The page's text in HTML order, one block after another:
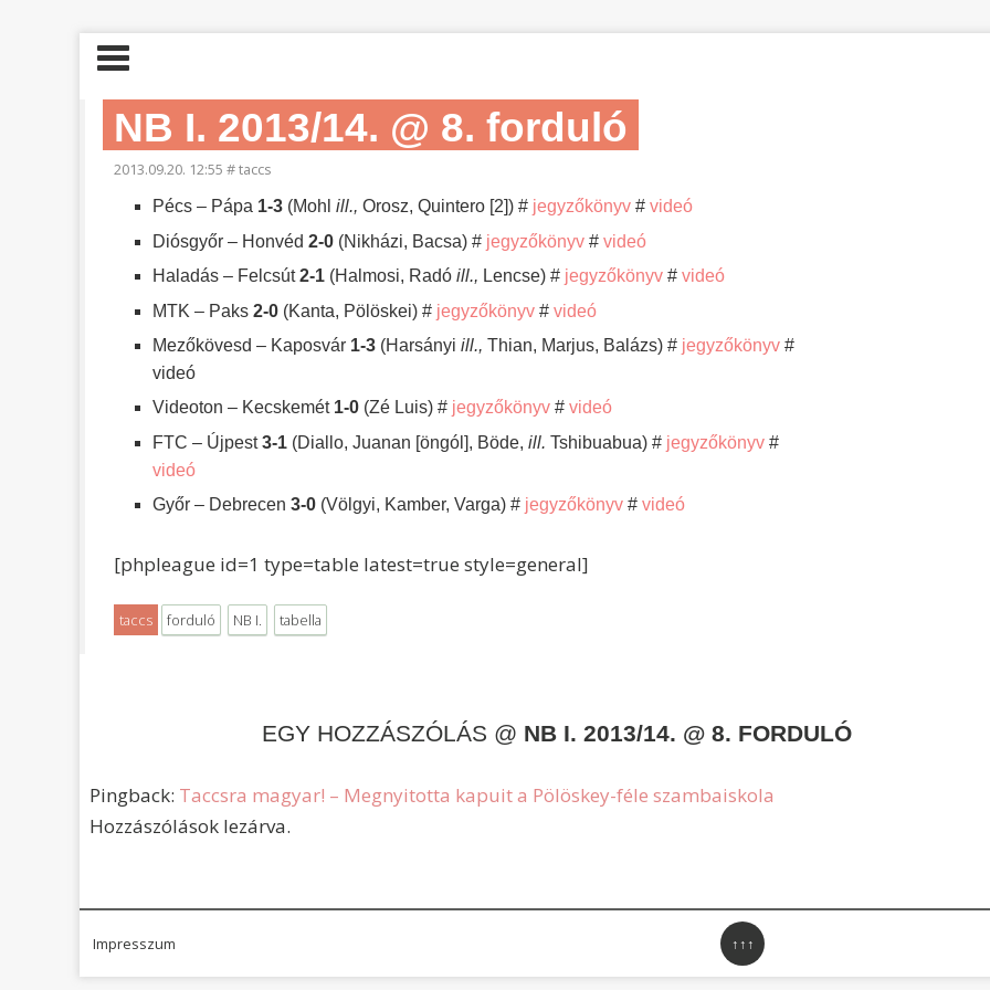
NB I. 2013/14. @ 8. forduló
2013.09.20. 12:55 #taccs
Pécs – Pápa 1-3 (Mohl ill., Orosz, Quintero [2]) # jegyzőkönyv# videó
Diósgyőr – Honvéd 2-0(Nikházi, Bacsa) # jegyzőkönyv# videó
Haladás – Felcsút2-1(Halmosi, Radó ill., Lencse) # jegyzőkönyv# videó
MTK – Paks 2-0(Kanta, Pölöskei) # jegyzőkönyv# videó
Mezőkövesd – Kaposvár 1-3(Harsányi ill., Thian, Marjus, Balázs) # jegyzőkönyv#
videó
Videoton – Kecskemét 1-0(Zé Luis) # jegyzőkönyv# videó
FTC – Újpest3-1(Diallo, Juanan [öngól], Böde, ill. Tshibuabua) # jegyzőkönyv#
videó
Győr – Debrecen 3-0(Völgyi, Kamber, Varga) # jegyzőkönyv# videó
[phpleague id=1 type=table latest=true style=general]
taccs forduló NB I. tabella
EGY HOZZÁSZÓLÁS @ NB I. 2013/14. @ 8. FORDULÓ
Pingback: Taccsra magyar! – Megnyitotta kapuit a Pölöskey-féle szambaiskola
Hozzászólások lezárva.
↑↑↑
Impresszum